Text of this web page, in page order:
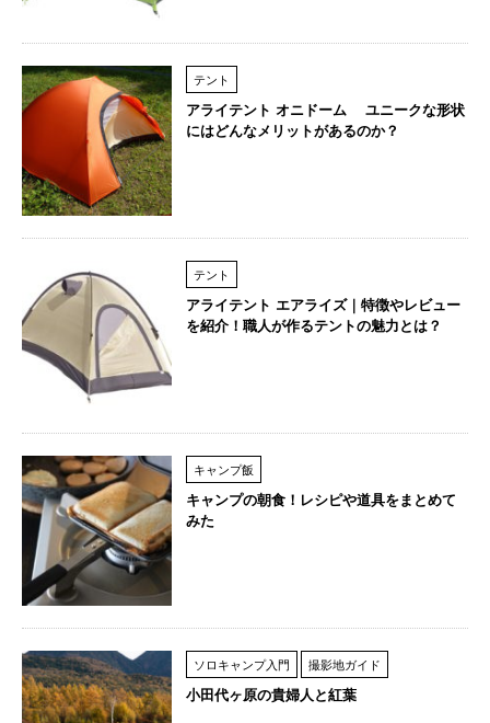
テント
アライテント オニドーム ユニークな形状
にはどんなメリットがあるのか？
テント
アライテント エアライズ｜特徴やレビュー
を紹介！職人が作るテントの魅力とは？
キャンプ飯
キャンプの朝食！レシピや道具をまとめて
みた
ソロキャンプ入門 撮影地ガイド
小田代ヶ原の貴婦人と紅葉